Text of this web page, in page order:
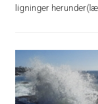
ligninger